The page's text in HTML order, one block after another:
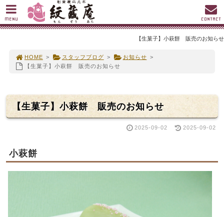
【生菓子】小萩餅 販売のお知らせ
HOME > スタッフブログ > お知らせ >
【生菓子】小萩餅 販売のお知らせ
【生菓子】小萩餅 販売のお知らせ
2025-09-02 2025-09-02
小萩餅
MENU CONTACT